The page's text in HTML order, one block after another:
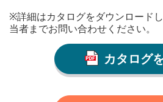
※詳細はカタログをダウンロード
当者までお問い合わせください。
カタログ